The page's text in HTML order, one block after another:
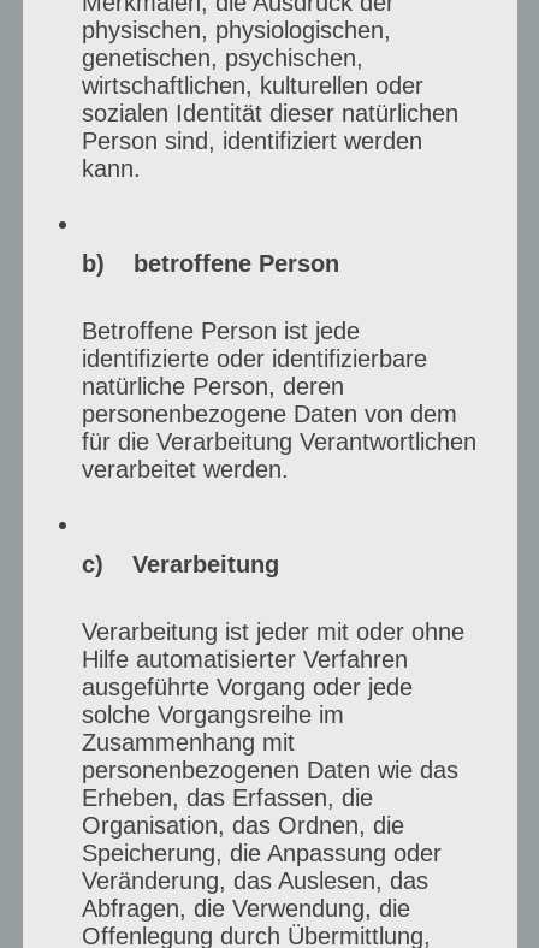
KI & künstlerische
Arbeit
Wie stehst du zu Künstlicher Intelligenz
(KI) Kunst, verändert sie deine
Arbeitsweise?
Ki, der Mensch schafft sich selber ab.
Ich nutze Ki nicht, ich kann malen.
physischen, physiologischen,
genetischen, psychischen,
wirtschaftlichen, kulturellen oder
sozialen Identität dieser natürlichen
Person sind, identifiziert werden
kann.
b) betroffene Person
Betroffene Person ist jede
identifizierte oder identifizierbare
natürliche Person, deren
personenbezogene Daten von dem
für die Verarbeitung Verantwortlichen
verarbeitet werden.
c) Verarbeitung
Verarbeitung ist jeder mit oder ohne
Hilfe automatisierter Verfahren
ausgeführte Vorgang oder jede
solche Vorgangsreihe im
Zusammenhang mit
personenbezogenen Daten wie das
Erheben, das Erfassen, die
Organisation, das Ordnen, die
Speicherung, die Anpassung oder
Veränderung, das Auslesen, das
Abfragen, die Verwendung, die
Offenlegung durch Übermittlung,